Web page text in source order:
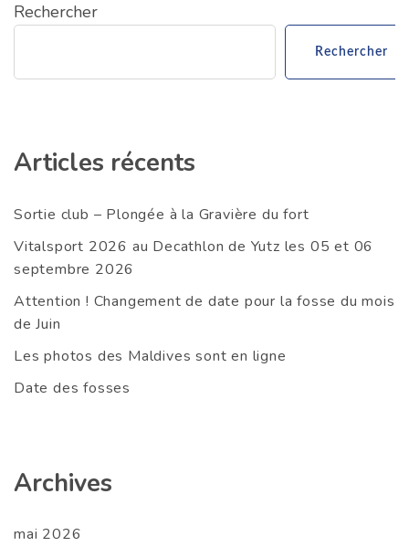
Rechercher
Rechercher
Articles récents
Sortie club – Plongée à la Gravière du fort
Vitalsport 2026 au Decathlon de Yutz les 05 et 06
septembre 2026
Attention ! Changement de date pour la fosse du mois
de Juin
Les photos des Maldives sont en ligne
Date des fosses
Archives
mai 2026